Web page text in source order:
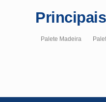
Palete Madeira